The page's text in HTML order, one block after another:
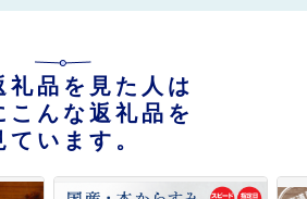
礼品を見た人は
こんな返礼品を
ています。